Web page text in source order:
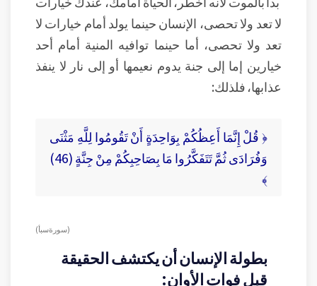
لا تعد ولا تحصى، الإنسان حينما يولد أمام خيارات لا
تعد ولا تحصى، أما حينما توافيه المنية أمام أحد
خيارين إما إلى جنة يدوم نعيمها أو إلى نار لا ينفذ
عذابها، فلذلك:
﴿ قُلْ إِنَّمَا أَعِظُكُمْ بِوَاحِدَةٍ أَنْ تَقُومُوا لِلَّهِ مَثْنَى
وَفُرَادَى ثُمَّ تَتَفَكَّرُوا مَا بِصَاحِبِكُمْ مِنْ جِنَّةٍ (46)
﴾
( سورة سبأ )
بطولة الإنسان أن يكتشف الحقيقة
قبل فوات الأوان: